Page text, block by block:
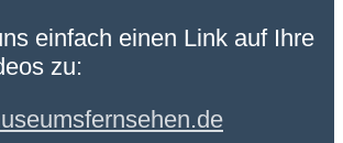
einfach einen Link auf Ihre
zu: